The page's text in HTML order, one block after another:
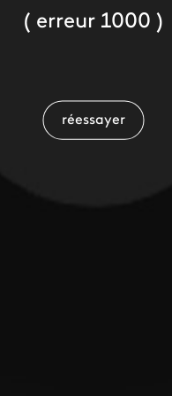
( erreur 1000 )
réessayer